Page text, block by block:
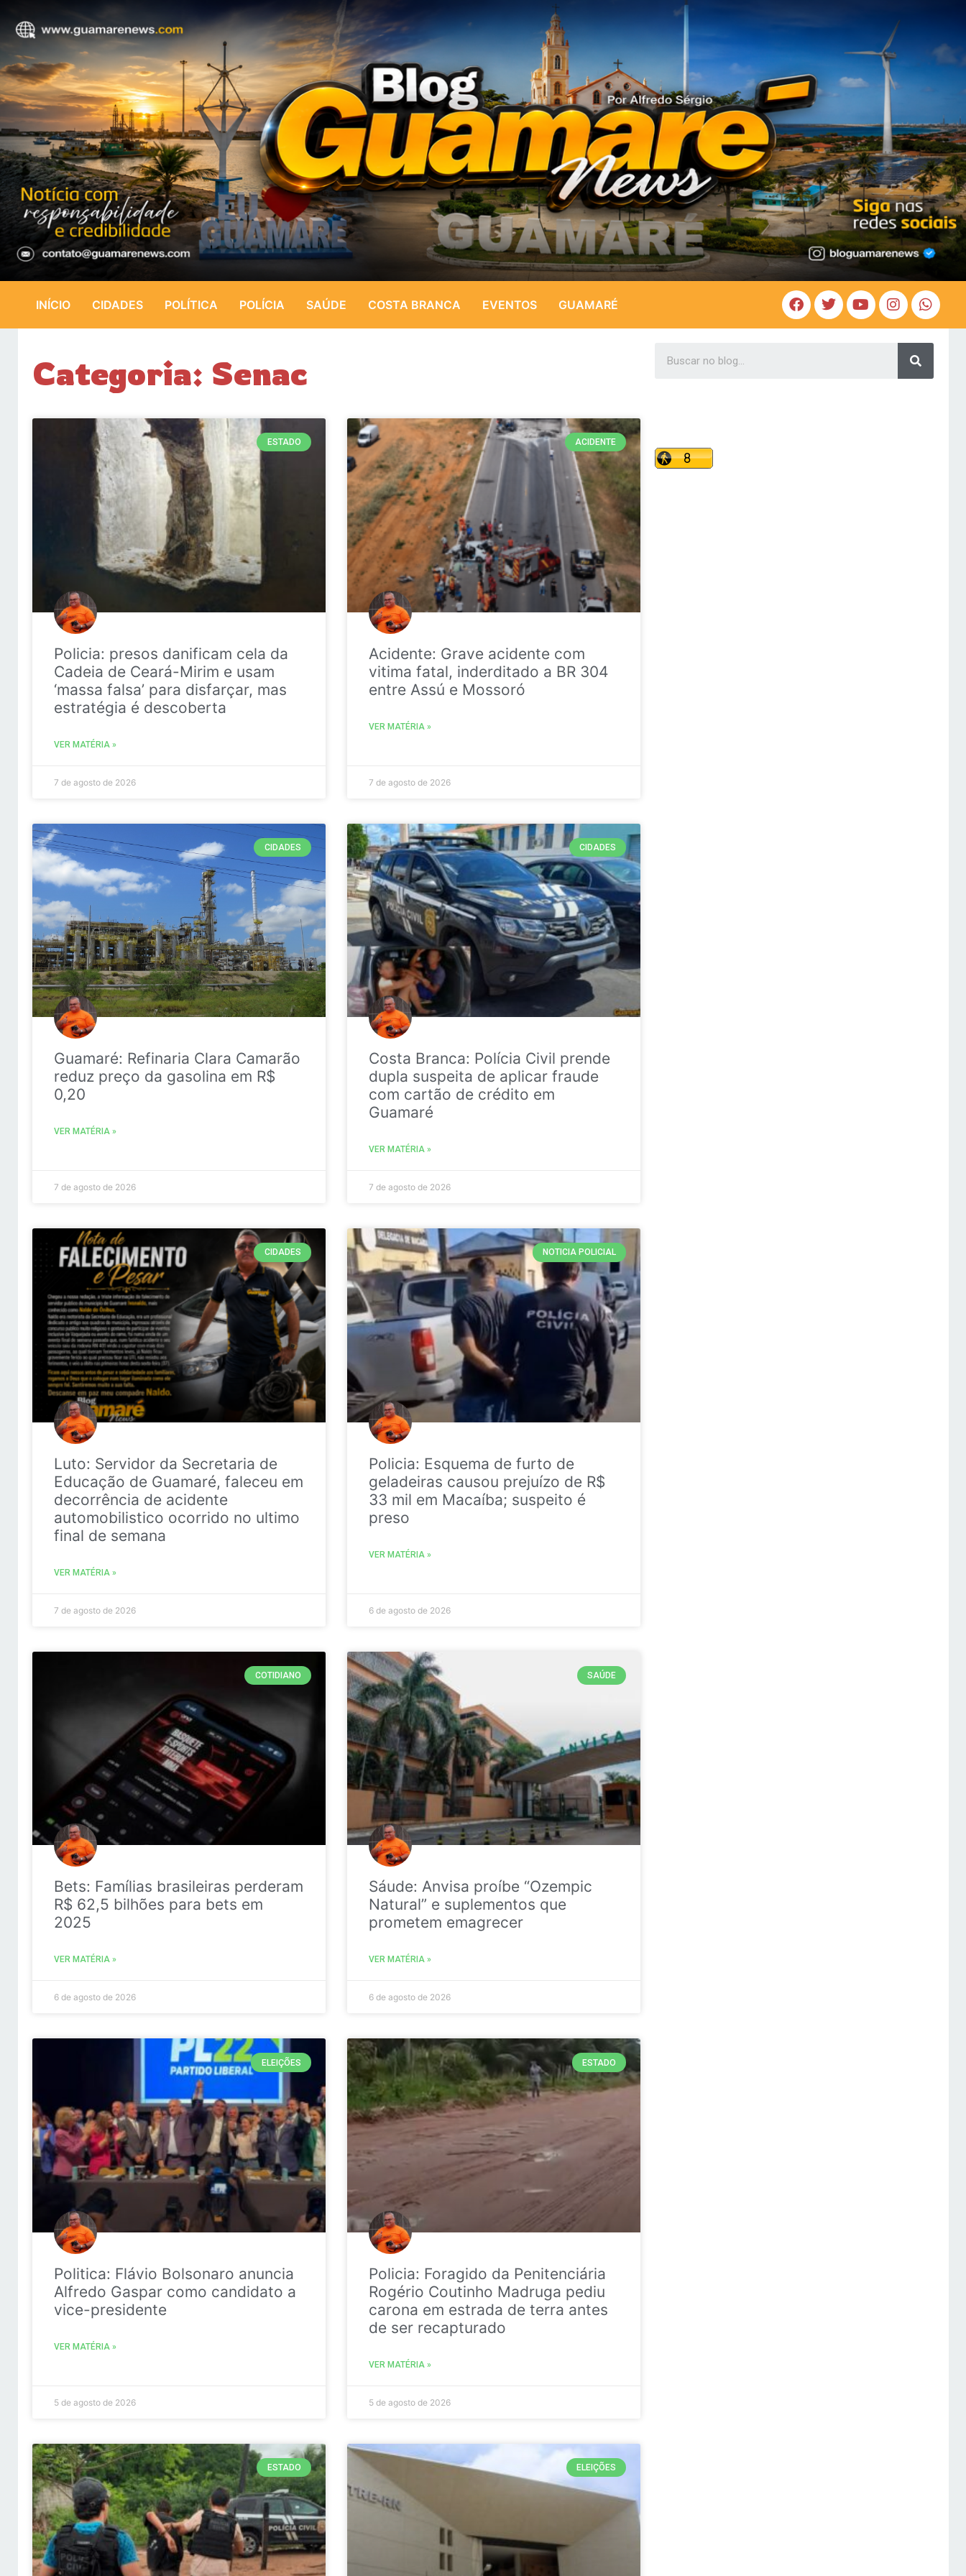
INÍCIO CIDADES POLÍTICA POLÍCIA SAÚDE COSTA BRANCA EVENTOS GUAMARÉ
Categoria: Senac
ESTADO
Policia: presos danificam cela da
Cadeia de Ceará-Mirim e usam
‘massa falsa’ para disfarçar, mas
estratégia é descoberta
VER MATÉRIA »
7 de agosto de 2026
ACIDENTE
Acidente: Grave acidente com
vitima fatal, inderditado a BR 304
entre Assú e Mossoró
VER MATÉRIA »
7 de agosto de 2026
CIDADES
Guamaré: Refinaria Clara Camarão
reduz preço da gasolina em R$
0,20
VER MATÉRIA »
7 de agosto de 2026
CIDADES
Costa Branca: Polícia Civil prende
dupla suspeita de aplicar fraude
com cartão de crédito em
Guamaré
VER MATÉRIA »
7 de agosto de 2026
CIDADES
Luto: Servidor da Secretaria de
Educação de Guamaré, faleceu em
decorrência de acidente
automobilistico ocorrido no ultimo
final de semana
VER MATÉRIA »
7 de agosto de 2026
NOTICIA POLICIAL
Policia: Esquema de furto de
geladeiras causou prejuízo de R$
33 mil em Macaíba; suspeito é
preso
VER MATÉRIA »
6 de agosto de 2026
COTIDIANO
Bets: Famílias brasileiras perderam
R$ 62,5 bilhões para bets em
2025
VER MATÉRIA »
6 de agosto de 2026
SAÚDE
Sáude: Anvisa proíbe “Ozempic
Natural” e suplementos que
prometem emagrecer
VER MATÉRIA »
6 de agosto de 2026
ELEIÇÕES
Politica: Flávio Bolsonaro anuncia
Alfredo Gaspar como candidato a
vice-presidente
VER MATÉRIA »
5 de agosto de 2026
ESTADO
Policia: Foragido da Penitenciária
Rogério Coutinho Madruga pediu
carona em estrada de terra antes
de ser recapturado
VER MATÉRIA »
5 de agosto de 2026
ESTADO ELEIÇÕES